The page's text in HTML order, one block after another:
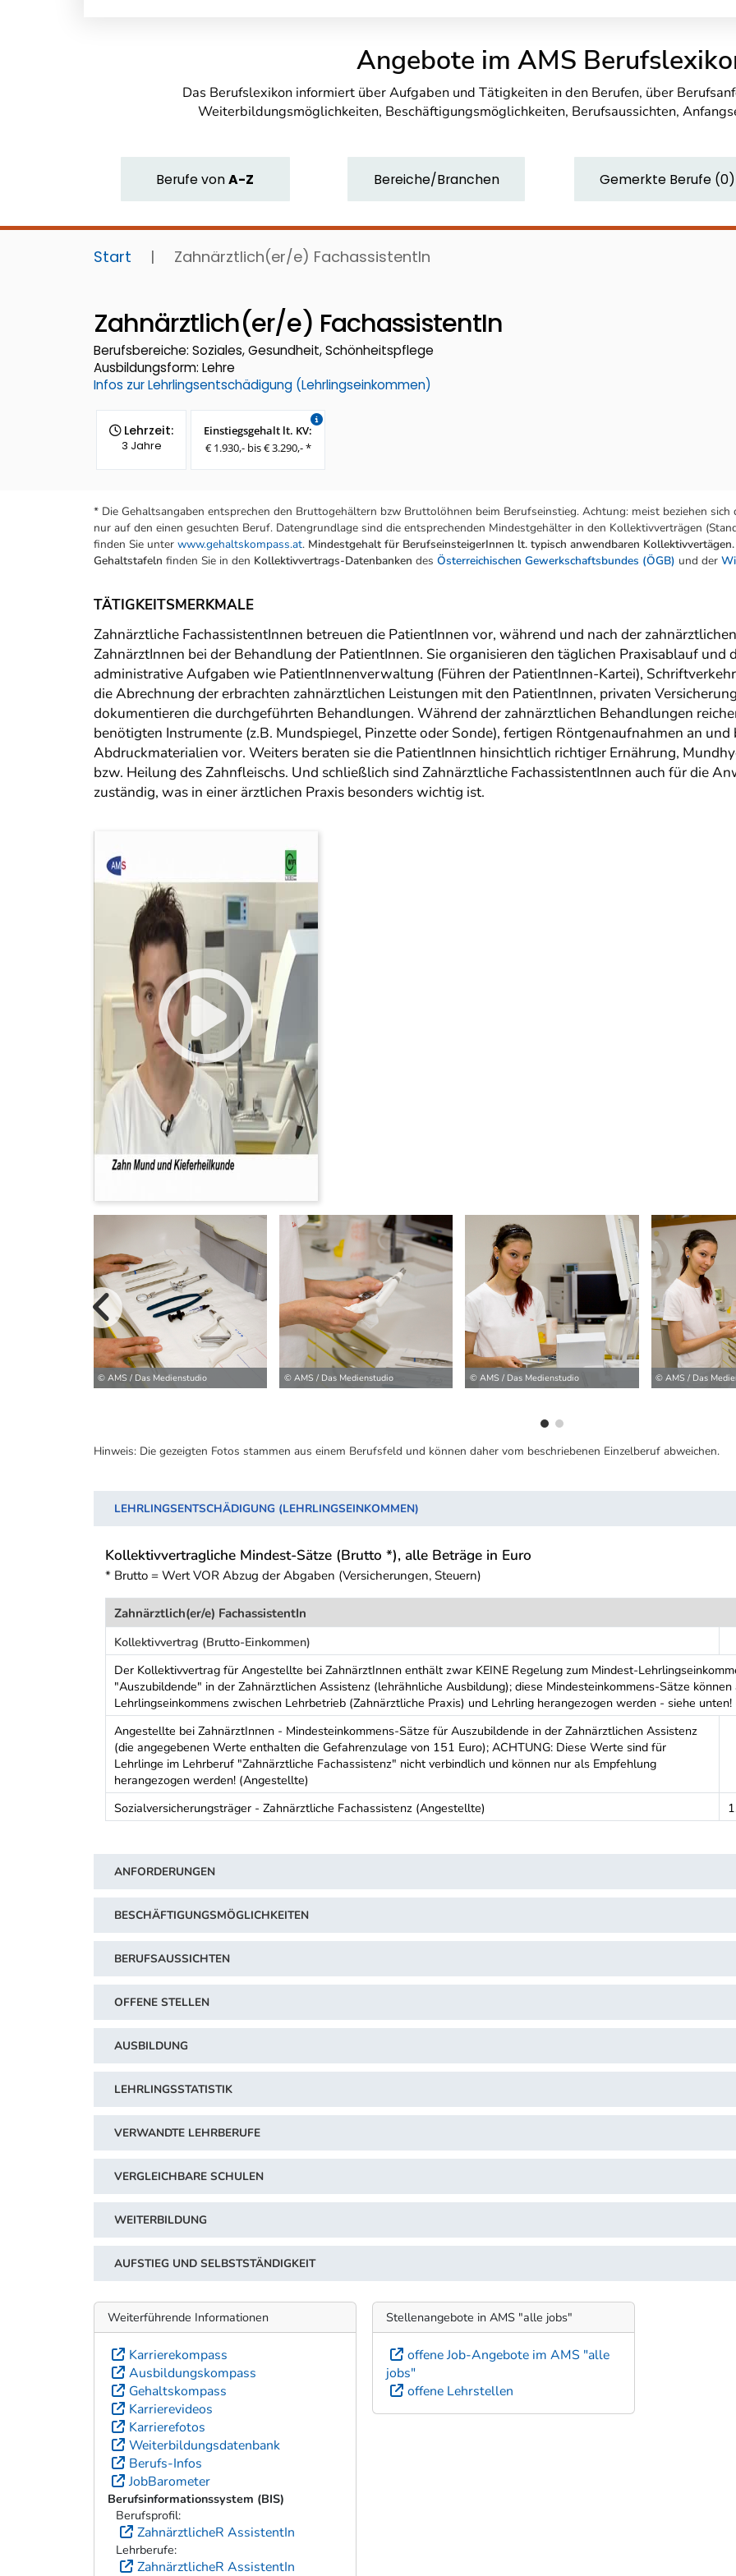
Angebote im AMS
Das Berufslexikon informiert über Aufgaben und Tätigkeiten in den Berufen, über
Weiterbildungsmöglichkeiten, Beschäftigungsmöglichkeiten, Berufsaussichten,
BerufevonA-Z Bereiche/Branchen Gemerkte Berufe (0)
Start | Zahnärztlich(er/e) FachassistentIn
Zahnärztlich(er/e) FachassistentIn
Berufsbereiche: Soziales, Gesundheit, Schönheitspflege
Ausbildungsform: Lehre
Infos zur Lehrlingsentschädigung (Lehrlingseinkommen)
Lehrzeit:
3 Jahre
Einstiegsgehalt lt. KV:
€ 1.930,- bis € 3.290,- *
* Die Gehaltsangaben entsprechen den Bruttogehältern bzw Bruttolöhnen beim Berufseinstieg. Achtung: meist beziehen
nur auf den einen gesuchten Beruf. Datengrundlage sind die entsprechenden Mindestgehälter in den Kollektivverträgen
finden Sie unter www.gehaltskompass.at. Mindestgehalt für BerufseinsteigerInnen lt. typisch anwendbaren Kollektivvertägen.
Gehaltstafeln finden Sie in den Kollektivvertrags-Datenbanken des Österreichischen Gewerkschaftsbundes (ÖGB) und der
TÄTIGKEITSMERKMALE
Zahnärztliche FachassistentInnen betreuen die PatientInnen vor, während und nach der
ZahnärztInnen bei der Behandlung der PatientInnen. Sie organisieren den täglichen Praxisablauf und
administrative Aufgaben wie PatientInnenverwaltung (Führen der PatientInnen-Kartei),
die Abrechnung der erbrachten zahnärztlichen Leistungen mit den PatientInnen, privaten
dokumentieren die durchgeführten Behandlungen. Während der zahnärztlichen Behandlungen
benötigten Instrumente (z.B. Mundspiegel, Pinzette oder Sonde), fertigen Röntgenaufnahmen an
Abdruckmaterialien vor. Weiters beraten sie die PatientInnen hinsichtlich richtiger Ernährung,
bzw. Heilung des Zahnfleischs. Und schließlich sind Zahnärztliche FachassistentInnen auch für die
zuständig, was in einer ärztlichen Praxis besonders wichtig ist.
© AMS / Das Medienstudio © AMS / Das Medienstudio © AMS / Das Medienstudio © AMS / Das
vorherige Bilder
Hinweis: Die gezeigten Fotos stammen aus einem Berufsfeld und können daher vom beschriebenen Einzelberuf abweichen.
LEHRLINGSENTSCHÄDIGUNG (LEHRLINGSEINKOMMEN)
Kollektivvertragliche Mindest-Sätze (Brutto *), alle Beträge in Euro
* Brutto = Wert VOR Abzug der Abgaben (Versicherungen, Steuern)
Zahnärztlich(er/e) FachassistentIn
Kollektivvertrag (Brutto-Einkommen)
Der Kollektivvertrag für Angestellte bei ZahnärztInnen enthält zwar KEINE Regelung zum Mindest-
"Auszubildende" in der Zahnärztlichen Assistenz (lehrähnliche Ausbildung); diese Mindesteinkommens-Sätze
Lehrlingseinkommens zwischen Lehrbetrieb (Zahnärztliche Praxis) und Lehrling herangezogen werden - siehe
Angestellte bei ZahnärztInnen - Mindesteinkommens-Sätze für Auszubildende in der Zahnärztlichen Assistenz
(die angegebenen Werte enthalten die Gefahrenzulage von 151 Euro); ACHTUNG: Diese Werte sind für
Lehrlinge im Lehrberuf "Zahnärztliche Fachassistenz" nicht verbindlich und können nur als Empfehlung
herangezogen werden! (Angestellte)
Sozialversicherungsträger - Zahnärztliche Fachassistenz (Angestellte)
ANFORDERUNGEN
BESCHÄFTIGUNGSMÖGLICHKEITEN
BERUFSAUSSICHTEN
OFFENE STELLEN
AUSBILDUNG
LEHRLINGSSTATISTIK
VERWANDTE LEHRBERUFE
VERGLEICHBARE SCHULEN
WEITERBILDUNG
AUFSTIEG UND SELBSTSTÄNDIGKEIT
Weiterführende Informationen
Karrierekompass
Ausbildungskompass
Gehaltskompass
Karrierevideos
Karrierefotos
Weiterbildungsdatenbank
Berufs-Infos
JobBarometer
Berufsinformationssystem (BIS)
Berufsprofil:
ZahnärztlicheR AssistentIn
Lehrberufe:
ZahnärztlicheR AssistentIn
Stellenangebote in AMS "alle jobs"
offene Job-Angebote im AMS "alle
jobs"
offene Lehrstellen